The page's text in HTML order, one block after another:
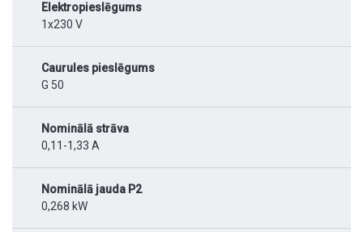
Elektropieslēgums
1x230 V
Caurules pieslēgums
G 50
Nominālā strāva
0,11-1,33 A
Nominālā jauda P2
0,268 kW